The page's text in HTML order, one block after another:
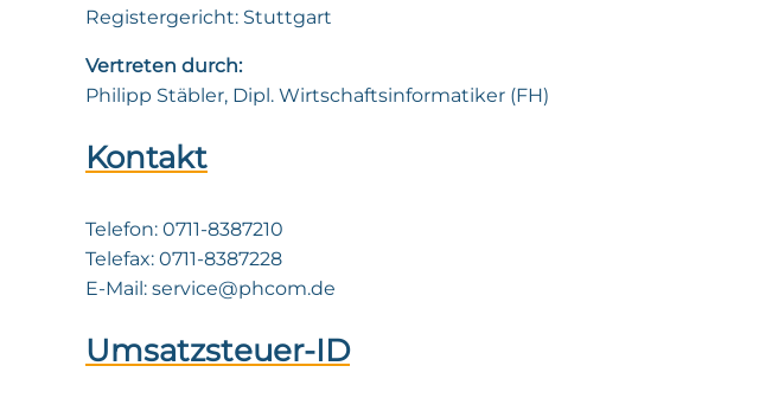
Registergericht: Stuttgart
Vertreten durch:
Philipp Stäbler, Dipl. Wirtschaftsinformatiker (FH)
Kontakt
Telefon: 0711-8387210
Telefax: 0711-8387228
E-Mail: service@phcom.de
Umsatzsteuer-ID